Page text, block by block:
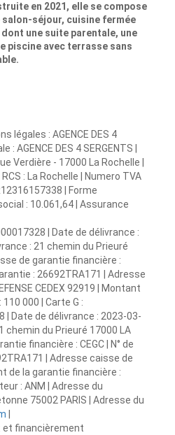
en 2021, elle se compose
salon-séjour, cuisine fermée
une suite parentale, une
piscine avec terrasse sans
légales : AGENCE DES 4
: AGENCE DES 4 SERGENTS |
Verdière - 17000 La Rochelle |
: La Rochelle | Numero TVA
| Forme
: 10.061,64 | Assurance
| Date de délivrance :
: 21 chemin du Prieuré
de garantie financière :
: 26692TRA171 | Adresse
CEDEX 92919 | Montant
000 | Carte G :
| Date de délivrance : 2023-03-
chemin du Prieuré 17000 LA
financière : CEGC | N° de
| Adresse caisse de
de la garantie financière :
: ANM | Adresse du
75002 PARIS | Adresse du
et financièrement